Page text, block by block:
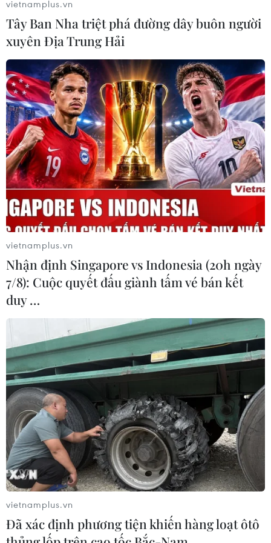
vietnamplus.vn
Tây Ban Nha triệt phá đường dây buôn người
xuyên Địa Trung Hải
vietnamplus.vn
Nhận định Singapore vs Indonesia (20h ngày
7/8): Cuộc quyết đấu giành tấm vé bán kết
duy …
vietnamplus.vn
Đã xác định phương tiện khiến hàng loạt ôtô